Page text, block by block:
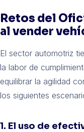
Retos del
al vender
El sector automotriz
la labor de
equilibrar la agilidad
los siguientes
1. El uso de